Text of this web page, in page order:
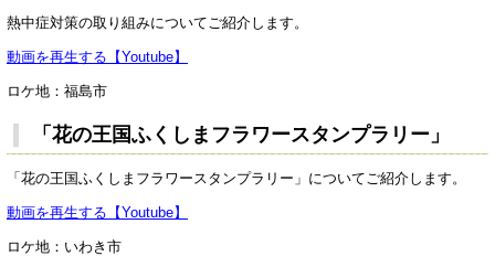
熱中症対策の取り組みについてご紹介します。
動画を再生する【Youtube】
ロケ地：福島市
「花の王国ふくしまフラワースタンプラリー」
「花の王国ふくしまフラワースタンプラリー」についてご紹介します。
動画を再生する【Youtube】
ロケ地：いわき市